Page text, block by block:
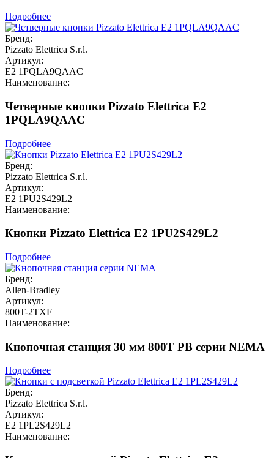
Подробнее
Бренд:
Pizzato Elettrica S.r.l.
Артикул:
E2 1PQLA9QAAC
Наименование:
Четверные кнопки Pizzato Elettrica E2
1PQLA9QAAC
Подробнее
Бренд:
Pizzato Elettrica S.r.l.
Артикул:
E2 1PU2S429L2
Наименование:
Кнопки Pizzato Elettrica E2 1PU2S429L2
Подробнее
Бренд:
Allen-Bradley
Артикул:
800T-2TXF
Наименование:
Кнопочная станция 30 мм 800T PB серии NEMA
Подробнее
Бренд:
Pizzato Elettrica S.r.l.
Артикул:
E2 1PL2S429L2
Наименование: